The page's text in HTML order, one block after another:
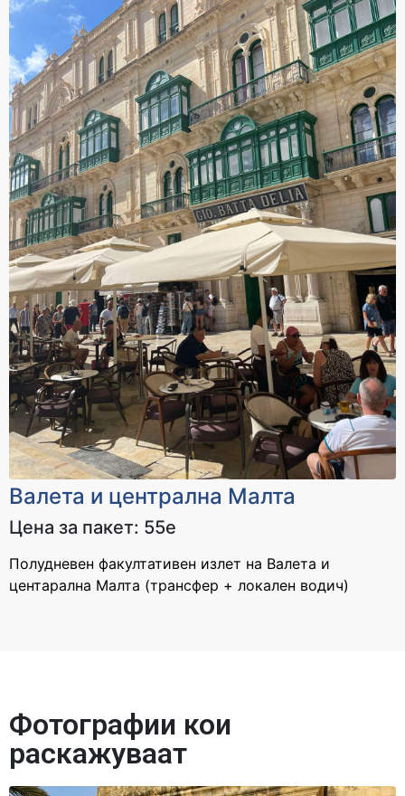
Валета и централна Малта
Цена за пакет: 55е
Полудневен факултативен излет на Валета и
центарална Малта (трансфер + локален водич)
Фотографии кои
раскажуваат